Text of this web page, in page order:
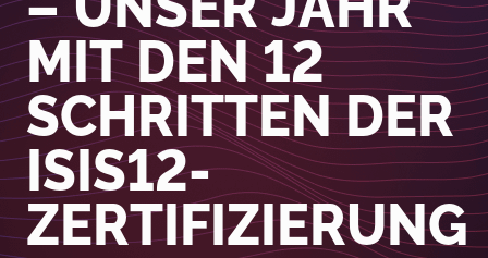
MIT DEN 12
SCHRITTEN DER
ISIS12-
ZERTIFIZIERUNG